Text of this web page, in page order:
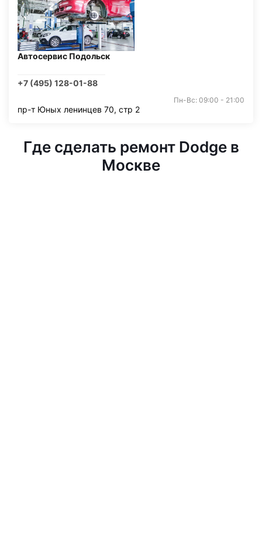
Автосервис Подольск
+7 (495) 128-01-88
Пн-Вс: 09:00 - 21:00
пр-т Юных ленинцев 70, стр 2
Где сделать ремонт Dodge в
Москве